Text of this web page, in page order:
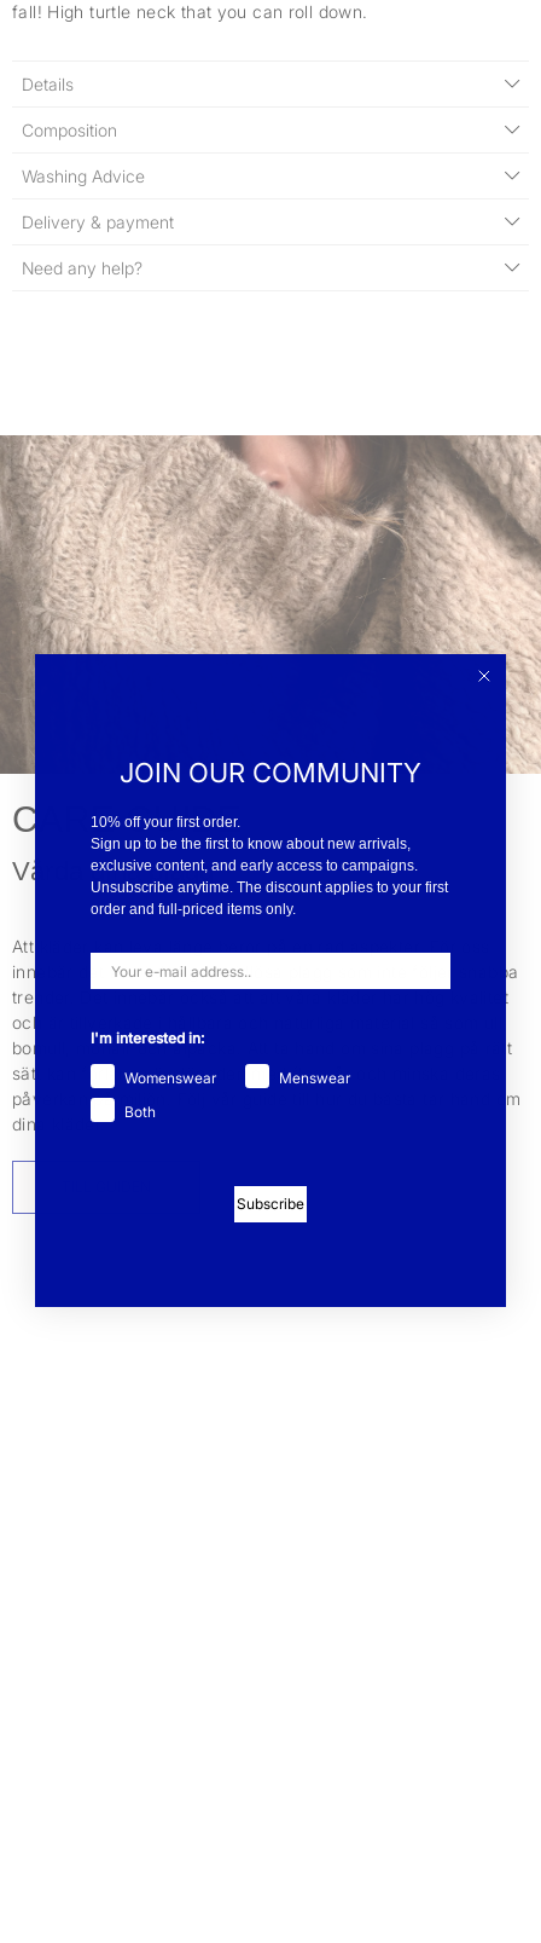
fall! High turtle neck that you can roll down.
Details
Composition
Washing Advice
Delivery & payment
Need any help?
CARE GUIDE
Vårda dina plagg
Att kläder kan leva länge beror på en rad aspekter. För oss
innebär det att vi designar tidlösa plagg som inte följer snabba
trender. Det innebär också att att våra kläder har hög kvalitet
och är tillverkade i hållbara och naturliga material så som ull,
bomull, mohair och alpacka. Att ta hand om sina plagg på rätt
sätt kan förlänga livslängden med flera år och minska deras
påverkan på miljön. Följ vår guide till hur du bästa tar hand om
dina kläder.
JOIN OUR COMMUNITY
10% off your first order.
Sign up to be the first to know about new arrivals,
exclusive content, and early access to campaigns.
Unsubscribe anytime. The discount applies to your first
order and full-priced items only.
I'm interested in:
Womenswear
Menswear
Both
Subscribe